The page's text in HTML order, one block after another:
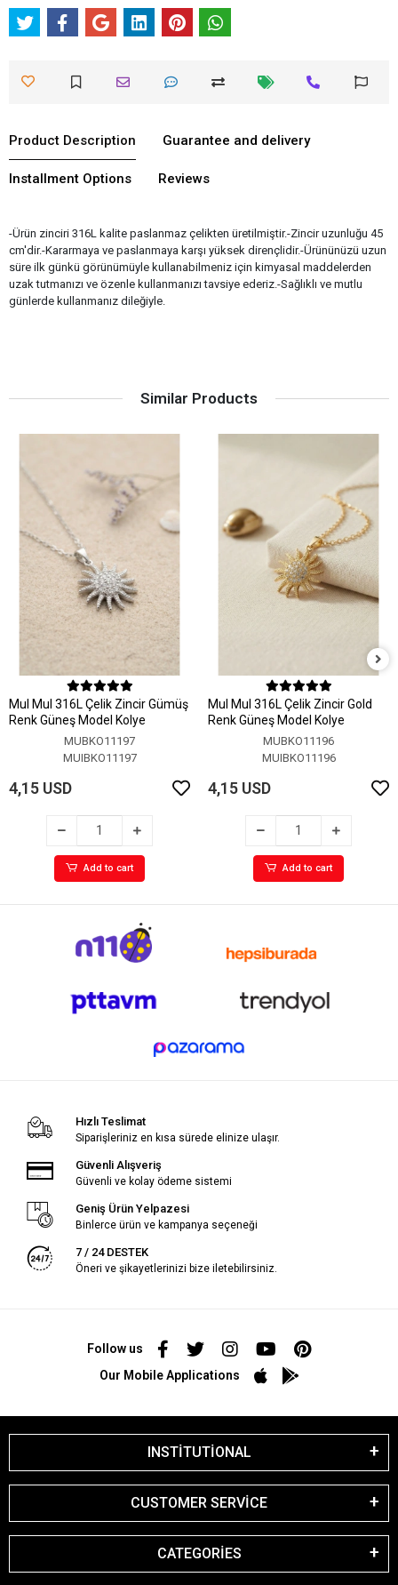
Product Description Guarantee and delivery
Installment Options Reviews
-Ürün zinciri 316L kalite paslanmaz çelikten üretilmiştir.-Zincir uzunluğu 45
cm'dir.-Kararmaya ve paslanmaya karşı yüksek dirençlidir.-Ürününüzü uzun
süre ilk günkü görünümüyle kullanabilmeniz için kimyasal maddelerden
uzak tutmanızı ve özenle kullanmanızı tavsiye ederiz.-Sağlıklı ve mutlu
günlerde kullanmanız dileğiyle.
Similar Products
MuI MuI 316L Çelik Zincir Gümüş
Renk Güneş Model Kolye
MUBKO11197
MUIBKO11197
4,15 USD
Add to cart
MuI MuI 316L Çelik Zincir Gold
Renk Güneş Model Kolye
MUBKO11196
MUIBKO11196
4,15 USD
Add to cart
Hızlı Teslimat
Siparişleriniz en kısa sürede elinize ulaşır.
Güvenli Alışveriş
Güvenli ve kolay ödeme sistemi
Geniş Ürün Yelpazesi
Binlerce ürün ve kampanya seçeneği
7 / 24 DESTEK
Öneri ve şikayetlerinizi bize iletebilirsiniz.
Follow us
Our Mobile Applications
INSTİTUTİONAL
CUSTOMER SERVİCE
CATEGORİES